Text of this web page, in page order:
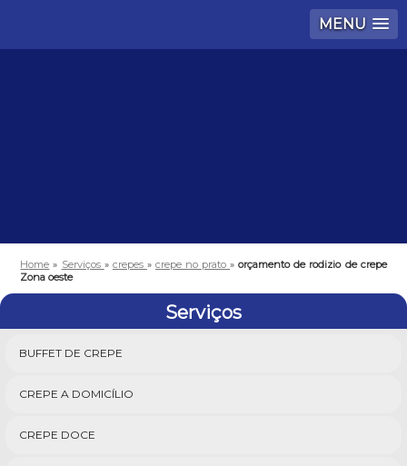
MENU
Home » Serviços » crepes » crepe no prato»orçamento de rodizio de crepe
Zona oeste
Serviços
BUFFET DE CREPE
CREPE A DOMICÍLIO
CREPE DOCE